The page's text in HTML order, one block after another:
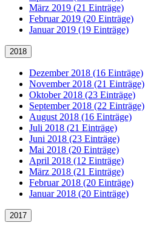
März 2019 (21 Einträge)
Februar 2019 (20 Einträge)
Januar 2019 (19 Einträge)
2018
Dezember 2018 (16 Einträge)
November 2018 (21 Einträge)
Oktober 2018 (23 Einträge)
September 2018 (22 Einträge)
August 2018 (16 Einträge)
Juli 2018 (21 Einträge)
Juni 2018 (23 Einträge)
Mai 2018 (20 Einträge)
April 2018 (12 Einträge)
März 2018 (21 Einträge)
Februar 2018 (20 Einträge)
Januar 2018 (20 Einträge)
2017